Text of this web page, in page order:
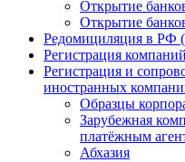
Открытие
Открытие
Редомициляция в РФ
Регистрация
Регистрация и
иностранных
Образцы
Зарубежная
платёжным
Абхазия